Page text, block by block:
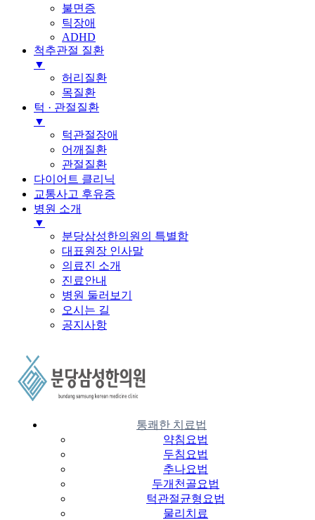
불면증
틱장애
ADHD
척추관절 질환
▼
허리질환
목질환
턱 · 관절질환
▼
턱관절장애
어깨질환
관절질환
다이어트 클리닉
교통사고 후유증
병원 소개
▼
분당삼성한의원의 특별함
대표원장 인사말
의료진 소개
진료안내
병원 둘러보기
오시는 길
공지사항
통쾌한 치료법
약침요법
두침요법
추나요법
두개천골요법
턱관절균형요법
물리치료